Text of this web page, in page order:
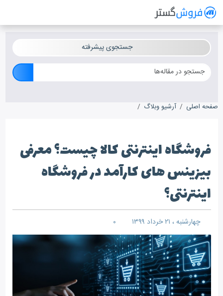
سیستم مدیریت فروش آنلاین
جستجوی پیشرفته
صفحه اصلی آرشیو وبلاگ
فروشگاه اینترنتی کالا چیست؟ معرفی
بیزینس های کارآمد در فروشگاه
اینترنتی؟
چهارشنبه ، ۲۱ خرداد ۱۳۹۹